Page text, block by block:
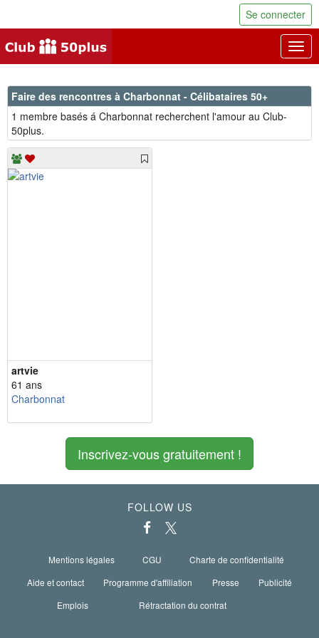
Se connecter
Faire des rencontres à Charbonnat - Célibataires 50+
1 membre basés á Charbonnat recherchent l'amour au Club-
50plus.
artvie
61 ans
Charbonnat
Inscrivez-vous gratuitement !
FOLLOW US
Mentions légales CGU
Charte de confidentialité
Aide et contact
Programme d'affiliation Presse
Publicité
Emplois
Rétractation du contrat